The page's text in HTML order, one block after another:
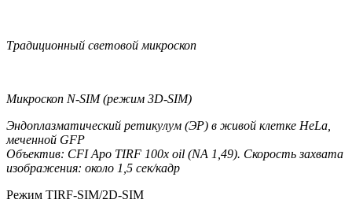
Традиционный световой микроскоп
Микроскоп N-SIM (режим 3D-SIM)
Эндоплазматический ретикулум (ЭР) в живой клетке HeLa,
меченной GFP
Объектив: CFI Apo TIRF 100x oil (NA 1,49). Скорость захвата
изображения: около 1,5 сек/кадр
Режим TIRF-SIM/2D-SIM